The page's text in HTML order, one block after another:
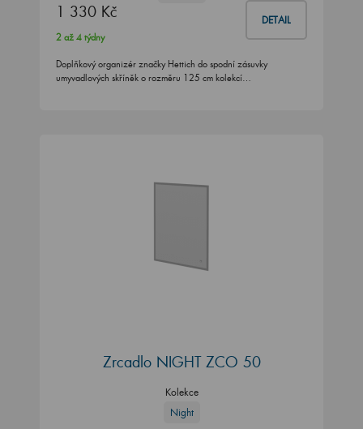
1 330 Kč DETAIL
2 až 4 týdny
Doplňkový organizér značky Hettich do spodní zásuvky
umyvadlových skříněk o rozměru 125 cm kolekcí…
Zrcadlo NIGHT ZCO 50
Kolekce
Night